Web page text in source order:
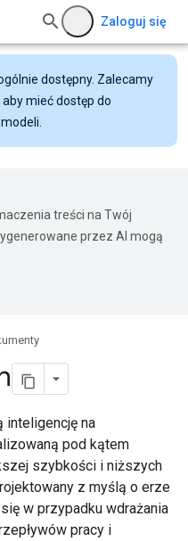
Zaloguj się
dostępny. Zalecamy
mieć dostęp do
treści na Twój
przez AI mogą
inteligencję na
pod kątem
szybkości i niższych
z myślą o erze
w przypadku wdrażania
pracy i